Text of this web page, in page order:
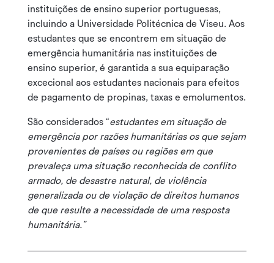
instituições de ensino superior portuguesas,
incluindo a Universidade Politécnica de Viseu. Aos
estudantes que se encontrem em situação de
emergência humanitária nas instituições de
ensino superior, é garantida a sua equiparação
excecional aos estudantes nacionais para efeitos
de pagamento de propinas, taxas e emolumentos.
São considerados “estudantes em situação de
emergência por razões humanitárias os que sejam
provenientes de países ou regiões em que
prevaleça uma situação reconhecida de conflito
armado, de desastre natural, de violência
generalizada ou de violação de direitos humanos
de que resulte a necessidade de uma resposta
humanitária.”